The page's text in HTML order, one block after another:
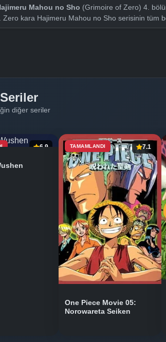
Mahou no Sho (Grimoire of Zero) 4.
Zero kara Hajimeru Mahou no Sho serisinin tüm
diğer seriler
6.9 TAMAMLANDI 7.1
One Piece Movie 05:
Norowareta Seiken